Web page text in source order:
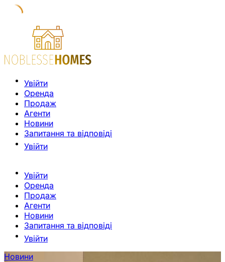
Увійти
Оренда
Продаж
Агенти
Новини
Запитання та відповіді
Увійти
Увійти
Оренда
Продаж
Агенти
Новини
Запитання та відповіді
Увійти
Новини